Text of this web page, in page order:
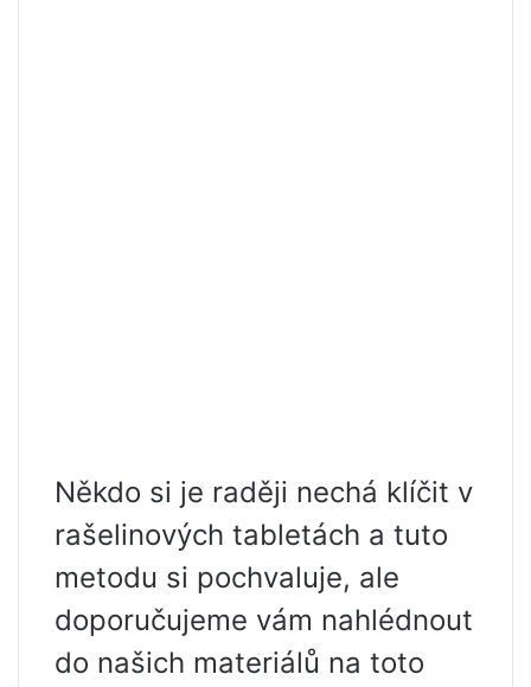
Někdo si je raději nechá klíčit v
rašelinových tabletách a tuto
metodu si pochvaluje, ale
doporučujeme vám nahlédnout
do našich materiálů na toto